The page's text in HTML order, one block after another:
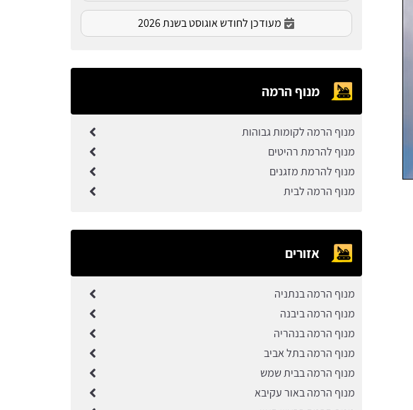
מעודכן לחודש אוגוסט בשנת 2026
מנוף הרמה
מנוף הרמה לקומות גבוהות
מנוף להרמת רהיטים
מנוף להרמת מזגנים
מנוף הרמה לבית
אזורים
מנוף הרמה בנתניה
מנוף הרמה ביבנה
מנוף הרמה בנהריה
מנוף הרמה בתל אביב
מנוף הרמה בבית שמש
מנוף הרמה באור עקיבא